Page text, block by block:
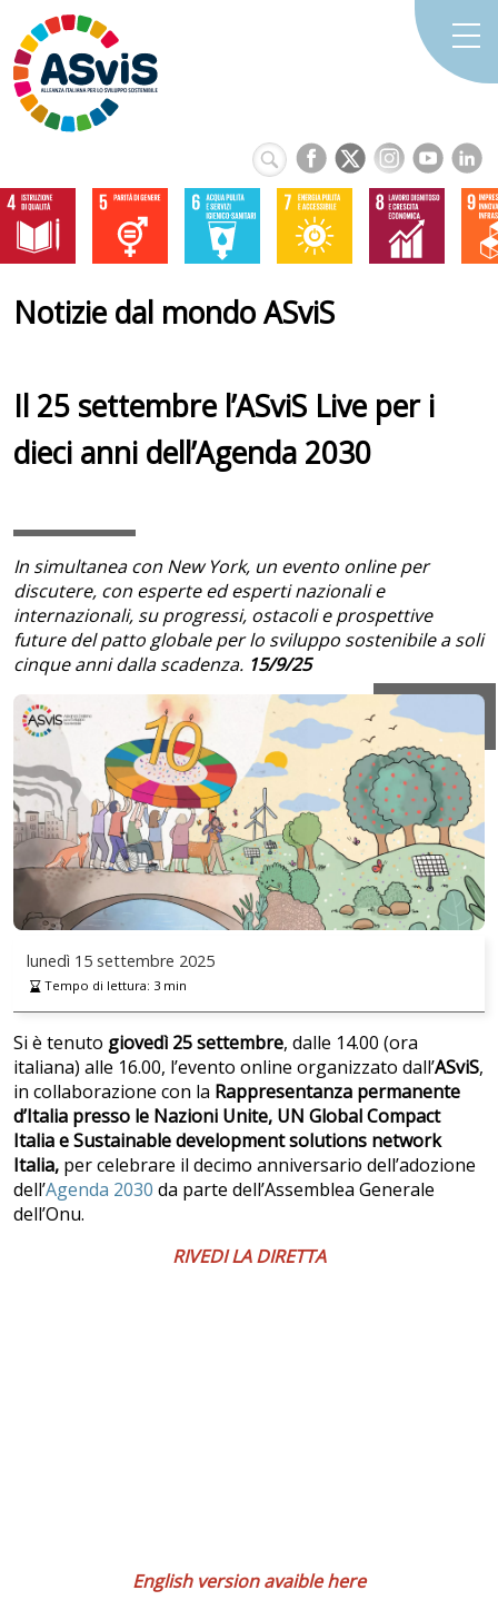
Notizie dal mondo ASviS
Il 25 settembre l’ASviS Live per i
dieci anni dell’Agenda 2030
In simultanea con New York, un evento online per
discutere, con esperte ed esperti nazionali e
internazionali, su progressi, ostacoli e prospettive
future del patto globale per lo sviluppo sostenibile a soli
cinque anni dalla scadenza. 15/9/25
lunedì 15 settembre 2025
Tempo di lettura: 3min
Si è tenuto giovedì 25 settembre, dalle 14.00 (ora
italiana) alle 16.00, l’evento online organizzato dall’ASviS,
in collaborazione con la Rappresentanza permanente
d’Italia presso le Nazioni Unite, UN Global Compact
Italia e Sustainable development solutions network
Italia, per celebrare il decimo anniversario dell’adozione
dell’Agenda 2030 da parte dell’Assemblea Generale
dell’Onu.
RIVEDI LA DIRETTA
English version avaible here